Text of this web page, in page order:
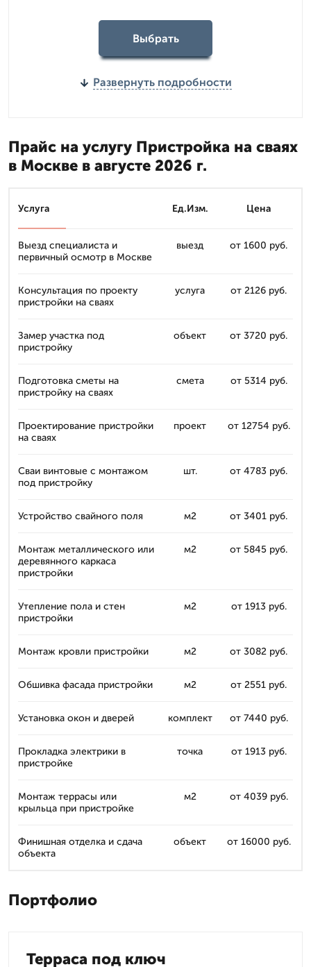
Выбрать
Развернуть подробности
Прайс на услугу Пристройка на сваях
в Москве в августе 2026 г.
Услуга Ед.Изм. Цена
Выезд специалиста и
первичный осмотр в Москве
выезд от 1600 руб.
Консультация по проекту
пристройки на сваях
услуга от 2126 руб.
Замер участка под
пристройку
объект от 3720 руб.
Подготовка сметы на
пристройку на сваях
смета от 5314 руб.
Проектирование пристройки
на сваях
проект от 12754 руб.
Сваи винтовые с монтажом
под пристройку
шт. от 4783 руб.
Устройство свайного поля м2 от 3401 руб.
Монтаж металлического или
деревянного каркаса
пристройки
м2 от 5845 руб.
Утепление пола и стен
пристройки
м2 от 1913 руб.
Монтаж кровли пристройки м2 от 3082 руб.
Обшивка фасада пристройки м2 от 2551 руб.
Установка окон и дверей комплект от 7440 руб.
Прокладка электрики в
пристройке
точка от 1913 руб.
Монтаж террасы или
крыльца при пристройке
м2 от 4039 руб.
Финишная отделка и сдача
объекта
объект от 16000 руб.
Портфолио
Терраса под ключ